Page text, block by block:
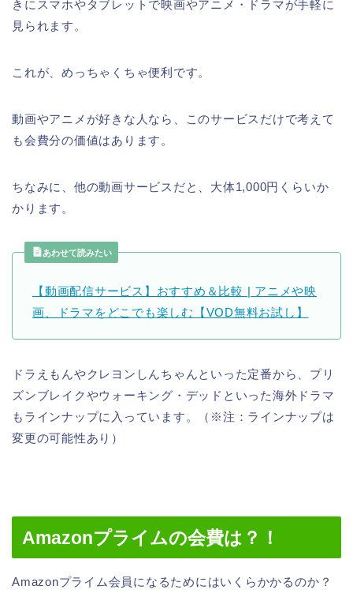
きにスマホやタブレットで映画やアニメ・ドラマが手軽に
見られます。
これが、めっちゃくちゃ便利です。
動画やアニメが好きな人なら、このサービスだけで考えて
も会費分の価値はあります。
ちなみに、他の動画サービスだと、大体1,000円くらいか
かります。
あわせて読みたい
【動画配信サービス】おすすめ＆比較 | アニメや映
画、ドラマをどこでも楽しむ【VOD無料お試し】
ドラえもんやクレヨンしんちゃんといった定番から、プリ
ズンブレイクやウォーキング・デッドといった海外ドラマ
もラインナップに入っています。（※注：ラインナップは
変更の可能性あり）
Amazonプライムの会費は？！
Amazonプライム会員になるためにはいくらかかるのか？